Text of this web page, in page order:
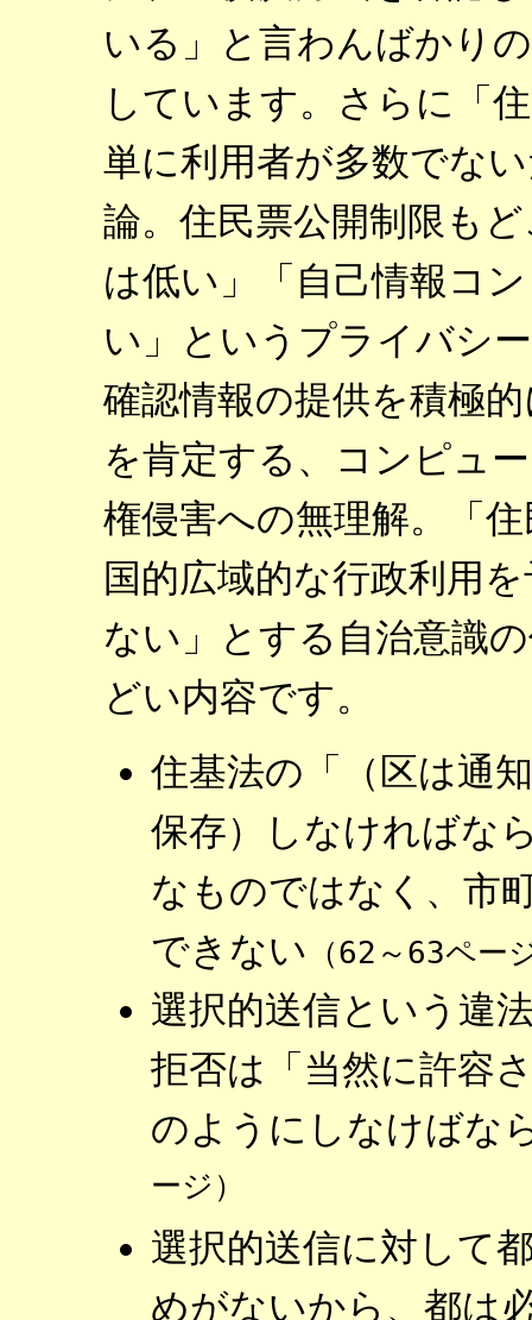
いる」と言わんばかり
しています。さらに「
単に利用者が多数でな
論。住民票公開制限も
は低い」「自己情報コ
い」というプライバシ
確認情報の提供を積極
を肯定する、コンピュ
権侵害への無理解。「
国的広域的な行政利用
ない」とする自治意識
どい内容です。
住基法の「（区は通
保存）しなければな
なものではなく、市
できない （62～63ペー
選択的送信という違
拒否は「当然に許容
のようにしなけばな
ージ）
選択的送信に対して
めがないから、都は